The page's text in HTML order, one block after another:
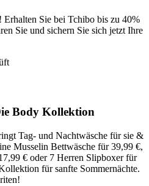
Sie bei Tchibo bis zu 40%
Sie und sichern Sie sich jetzt Ihre
Body Kollektion
Tag- und Nachtwäsche für sie &
Musselin Bettwäsche für 39,99 €,
€ oder 7 Herren Slipboxer für
für sanfte Sommernächte.